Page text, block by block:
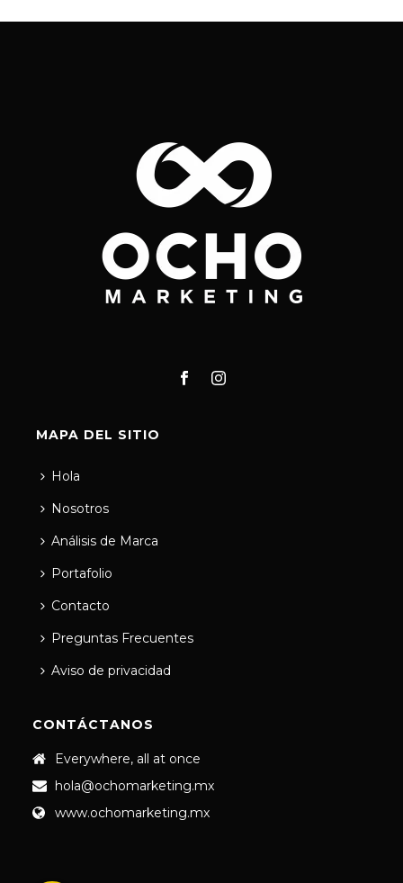
MAPA DEL SITIO
Hola
Nosotros
Análisis de Marca
Portafolio
Contacto
Preguntas Frecuentes
Aviso de privacidad
CONTÁCTANOS
Everywhere, all at once
hola@ochomarketing.mx
www.ochomarketing.mx